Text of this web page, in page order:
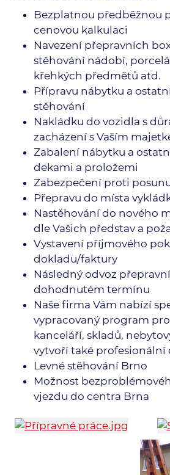
Bezplatnou předběžnou
cenovou kalkulaci
Navezení přepravních
stěhování nádobí,
křehkých předmětů atd.
Přípravu nábytku a
stěhování
Nakládku do vozidla s
zacházení s Vaším
Zabalení nábytku a
dekami a proložemi
Zabezpečení proti
Přepravu do místa
Nastěhování do nového
dle Vašich představ a
Vystavení příjmového
dokladu/faktury
Následný odvoz
dohodnutém termínu
Naše firma Vám nabízí
vypracovaný program
kanceláří, skladů,
vytvoří také profesionální
Levné stěhování Brno
Možnost
vjezdu do centra Brna